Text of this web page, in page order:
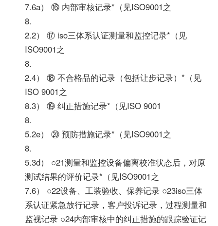
7.6a） ⑯ 内部审核记录*（见ISO9001之
8.
2.2） ⑰ iso三体系认证测量和监控记录*（见
ISO9001之
8.
2.4） ⑱ 不合格品的记录（包括让步记录）*（见
ISO 9001之
8.3） ⑲ 纠正措施记录*（见ISO 9001
8.
5.2e） ⑳ 预防措施记录*（见ISO9001之
8.
5.3d） ○21测量和监控设备偏离校准状态后，对原
测试结果的评价记录*（见ISO9001之
7.6） ○22设备、工装验收、保养记录 ○23iso三体
系认证紧急放行记录，客户投诉记录，过程测量和
监视记录 ○24内部审核中的纠正措施的跟踪验证记